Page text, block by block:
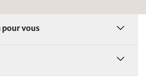
pour vous